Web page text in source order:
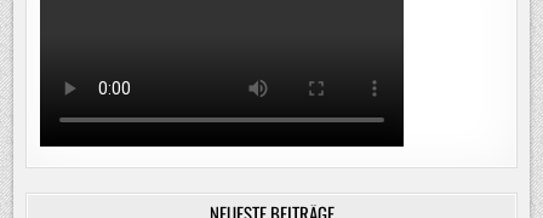
NEUESTE BEITRÄGE